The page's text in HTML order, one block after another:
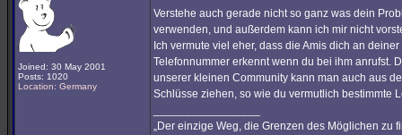
Joined: 30 May 2001
Posts: 1020
Location: Germany
Verstehe auch gerade nicht so ganz was dein
verwenden, und außerdem kann ich mir nicht
Ich vermute viel eher, dass die Amis dich an
Telefonnummer erkennt wenn du bei ihm anrufst.
unserer kleinen Community kann man auch aus
Schlüsse ziehen, so wie du vermutlich bestimmte
„Der einzige Weg, die Grenzen des Möglichen